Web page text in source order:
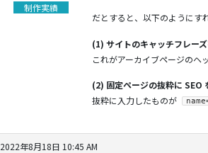
制作実績
だとすると、以下のようにす
(1) サイトのキャッチフレー
これがアーカイブページのヘ
(2) 固定ページの抜粋に SEO
抜粋に入力したものが
2022年8月18日 10:45 AM